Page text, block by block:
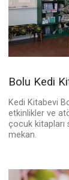
Bolu Kedi
Kedi Kitabevi
etkinlikler ve
çocuk kitapları
mekan.